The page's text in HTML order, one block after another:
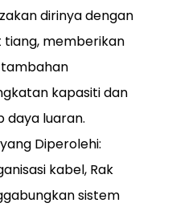
dirinya dengan
memberikan
tambahan
kapasiti dan
luaran.
Diperolehi:
kabel, Rak
sistem